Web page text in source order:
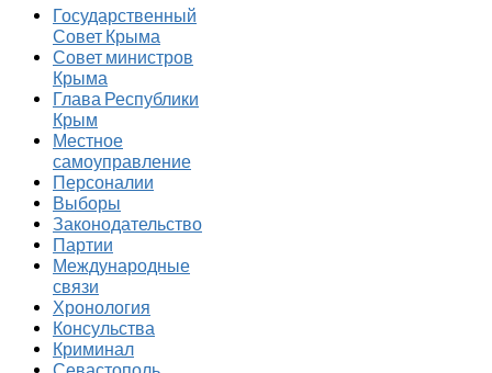
Государственный
Совет Крыма
Совет министров
Крыма
Глава Республики
Крым
Местное
самоуправление
Персоналии
Выборы
Законодательство
Партии
Международные
связи
Хронология
Консульства
Криминал